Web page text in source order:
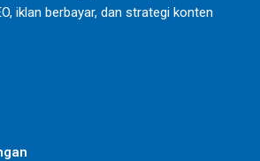
iklan berbayar, dan strategi konten